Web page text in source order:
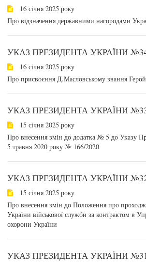
16 січня 2025 року
Про відзначення державними нагородами
УКАЗ ПРЕЗИДЕНТА УКРАЇНИ
16 січня 2025 року
Про присвоєння Д.Масловському звання
УКАЗ ПРЕЗИДЕНТА УКРАЇНИ
15 січня 2025 року
Про внесення змін до додатка № 5 до Указу
5 травня 2020 року № 166/2020
УКАЗ ПРЕЗИДЕНТА УКРАЇНИ
15 січня 2025 року
Про внесення змін до Положення про
України військової служби за контрактом в
охорони України
УКАЗ ПРЕЗИДЕНТА УКРАЇНИ